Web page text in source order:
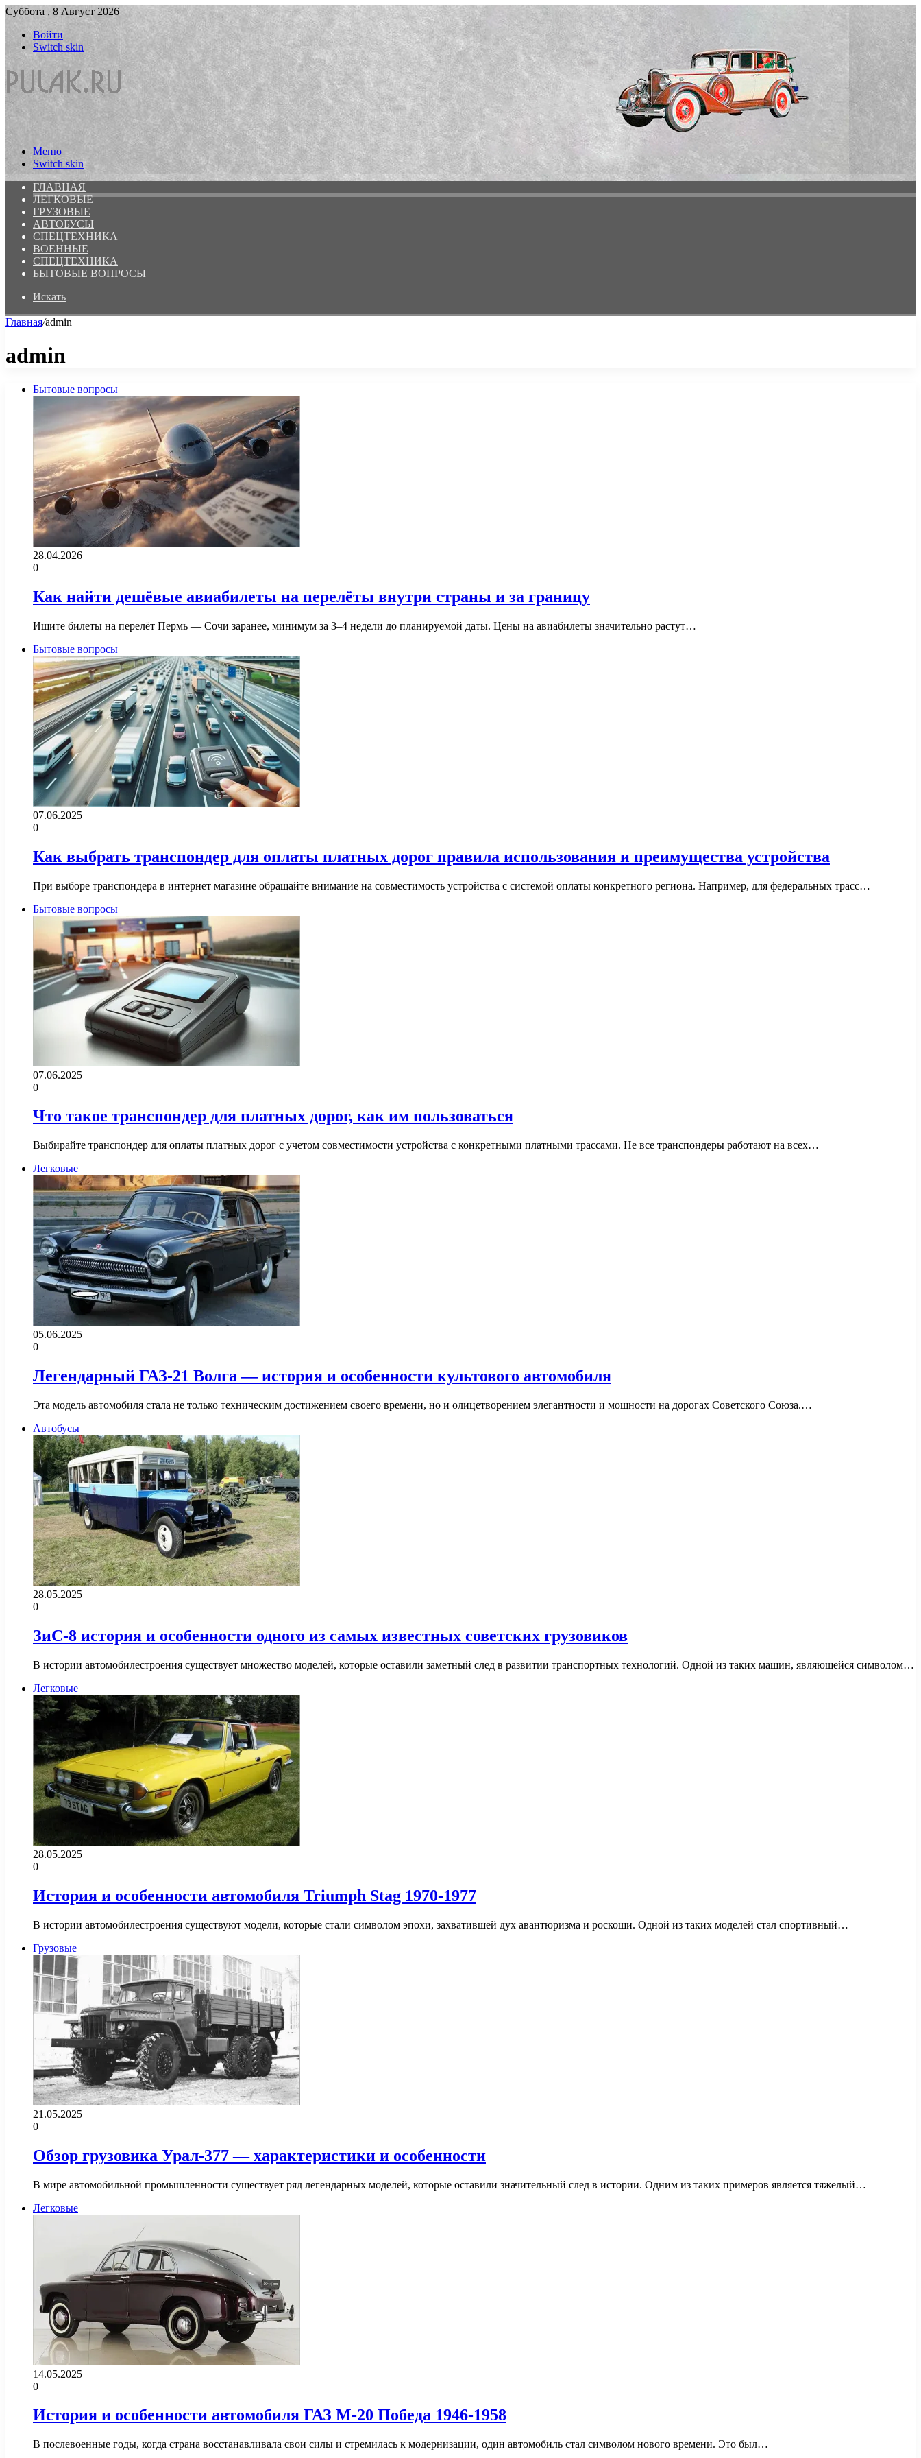
Суббота , 8 Август 2026
Войти
Switch skin
Меню
Switch skin
ГЛАВНАЯ
ЛЕГКОВЫЕ
ГРУЗОВЫЕ
АВТОБУСЫ
СПЕЦТЕХНИКА
ВОЕННЫЕ
СПЕЦТЕХНИКА
БЫТОВЫЕ ВОПРОСЫ
Искать
Главная/admin
admin
Бытовые вопросы
28.04.2026
0
Как найти дешёвые авиабилеты на перелёты внутри страны и за границу
Ищите билеты на перелёт Пермь — Сочи заранее, минимум за 3–4 недели до планируемой даты. Цены на авиабилеты значительно растут…
Бытовые вопросы
07.06.2025
0
Как выбрать транспондер для оплаты платных дорог правила использования и преимущества устройства
При выборе транспондера в интернет магазине обращайте внимание на совместимость устройства с системой оплаты конкретного региона. Например, для федеральных трасс…
Бытовые вопросы
07.06.2025
0
Что такое транспондер для платных дорог, как им пользоваться
Выбирайте транспондер для оплаты платных дорог с учетом совместимости устройства с конкретными платными трассами. Не все транспондеры работают на всех…
Легковые
05.06.2025
0
Легендарный ГАЗ-21 Волга — история и особенности культового автомобиля
Эта модель автомобиля стала не только техническим достижением своего времени, но и олицетворением элегантности и мощности на дорогах Советского Союза.…
Автобусы
28.05.2025
0
ЗиС-8 история и особенности одного из самых известных советских грузовиков
В истории автомобилестроения существует множество моделей, которые оставили заметный след в развитии транспортных технологий. Одной из таких машин, являющейся символом…
Легковые
28.05.2025
0
История и особенности автомобиля Triumph Stag 1970-1977
В истории автомобилестроения существуют модели, которые стали символом эпохи, захватившей дух авантюризма и роскоши. Одной из таких моделей стал спортивный…
Грузовые
21.05.2025
0
Обзор грузовика Урал-377 — характеристики и особенности
В мире автомобильной промышленности существует ряд легендарных моделей, которые оставили значительный след в истории. Одним из таких примеров является тяжелый…
Легковые
14.05.2025
0
История и особенности автомобиля ГАЗ М-20 Победа 1946-1958
В послевоенные годы, когда страна восстанавливала свои силы и стремилась к модернизации, один автомобиль стал символом нового времени. Это был…